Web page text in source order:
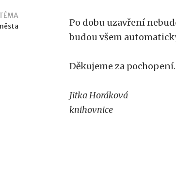
Po dobu uzavření
budou všem
Děkujeme za pochopení.
Jitka Horáková
knihovnice